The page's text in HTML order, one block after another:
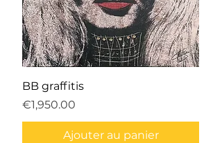
BB graffitis
Prix
€1,950.00
Ajouter au panier